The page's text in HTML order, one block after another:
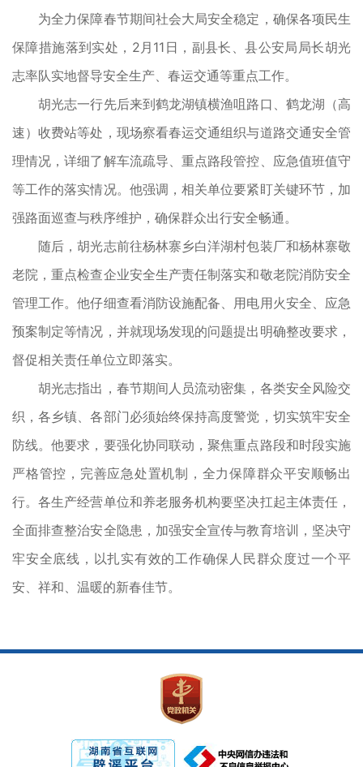
为全力保障春节期间社会大局安全稳定，确保各项民生
保障措施落到实处，2月11日，副县长、县公安局局长胡光
志率队实地督导安全生产、春运交通等重点工作。
胡光志一行先后来到鹤龙湖镇横渔咀路口、鹤龙湖（高
速）收费站等处，现场察看春运交通组织与道路交通安全管
理情况，详细了解车流疏导、重点路段管控、应急值班值守
等工作的落实情况。他强调，相关单位要紧盯关键环节，加
强路面巡查与秩序维护，确保群众出行安全畅通。
随后，胡光志前往杨林寨乡白洋湖村包装厂和杨林寨敬
老院，重点检查企业安全生产责任制落实和敬老院消防安全
管理工作。他仔细查看消防设施配备、用电用火安全、应急
预案制定等情况，并就现场发现的问题提出明确整改要求，
督促相关责任单位立即落实。
胡光志指出，春节期间人员流动密集，各类安全风险交
织，各乡镇、各部门必须始终保持高度警觉，切实筑牢安全
防线。他要求，要强化协同联动，聚焦重点路段和时段实施
严格管控，完善应急处置机制，全力保障群众平安顺畅出
行。各生产经营单位和养老服务机构要坚决扛起主体责任，
全面排查整治安全隐患，加强安全宣传与教育培训，坚决守
牢安全底线，以扎实有效的工作确保人民群众度过一个平
安、祥和、温暖的新春佳节。